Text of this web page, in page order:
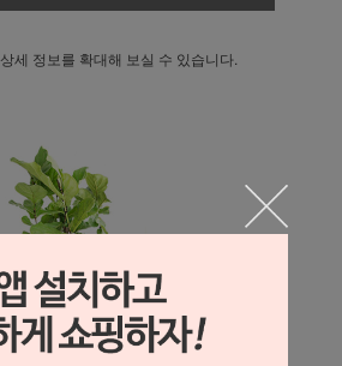
상세 정보를 확대해 보실 수 있습니다.